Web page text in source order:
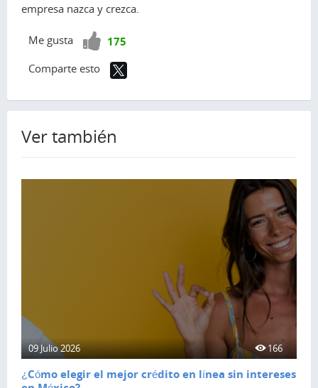
empresa nazca y crezca.
Me gusta
¡Vota175
Comparte esto
Ver también
09 Julio 2026 166
¿Cómo elegir el mejor crédito en línea sin intereses